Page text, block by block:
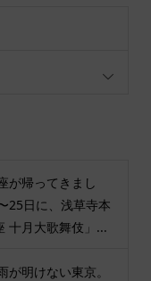
が帰ってきまし
25日に、浅草寺本
十月大歌舞伎」...
明けない東京。